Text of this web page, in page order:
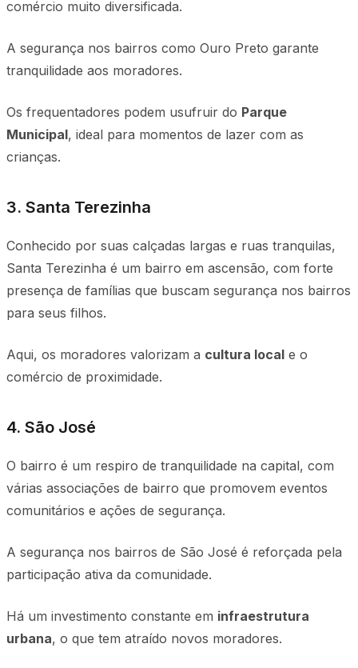
comércio muito diversificada.
A segurança nos bairros como Ouro Preto garante
tranquilidade aos moradores.
Os frequentadores podem usufruir do Parque
Municipal, ideal para momentos de lazer com as
crianças.
3. Santa Terezinha
Conhecido por suas calçadas largas e ruas tranquilas,
Santa Terezinha é um bairro em ascensão, com forte
presença de famílias que buscam segurança nos bairros
para seus filhos.
Aqui, os moradores valorizam a cultura local e o
comércio de proximidade.
4. São José
O bairro é um respiro de tranquilidade na capital, com
várias associações de bairro que promovem eventos
comunitários e ações de segurança.
A segurança nos bairros de São José é reforçada pela
participação ativa da comunidade.
Há um investimento constante em infraestrutura
urbana, o que tem atraído novos moradores.